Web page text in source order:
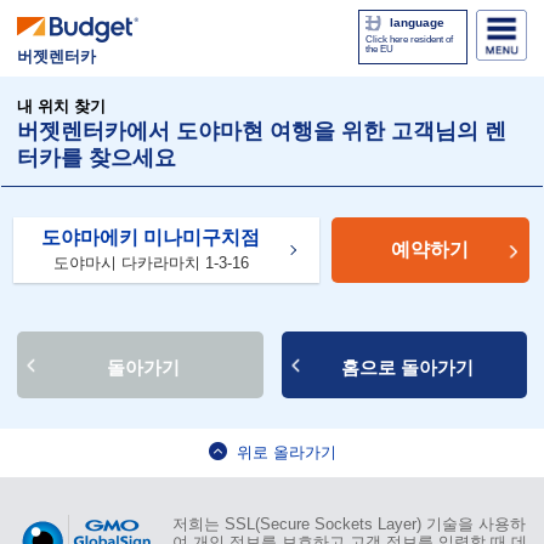
버젯렌터카
language
Click here resident of
the EU
내 위치 찾기
버젯렌터카에서 도야마현 여행을 위한 고객님의 렌
터카를 찾으세요
도야마에키 미나미구치점
도야마시 다카라마치 1-3-16
예약하기
돌아가기 홈으로 돌아가기
위로 올라가기
저희는 SSL(Secure Sockets Layer) 기술을 사용하